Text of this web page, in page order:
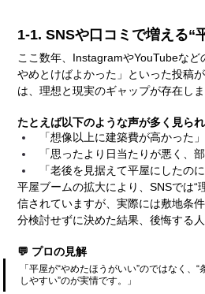
1-1. SNSや口コミで増える“
ここ数年、InstagramやYouTubeな
やめとけばよかった」といった投稿
は、理想と現実のギャップが存在しま
たとえば以下のような声が多く見られ
「想像以上に建築費が高かった」
「思ったより日当たりが悪く、
「老後を見据えて平屋にしたの
平屋ブームの拡大により、SNSでは“
信されていますが、実際には敷地条
分検討せずに決めた結果、後悔する人
💬 プロの見解
「平屋が“やめたほうがいい”のではなく、
しやすい”のが実情です。」